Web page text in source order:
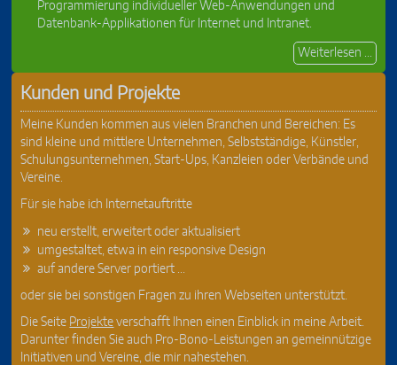
Programmierung individueller Web-Anwendungen und
Datenbank-Applikationen für Internet und Intranet.
Weiterlesen ...
Kunden und Projekte
Meine Kunden kommen aus vielen Branchen und Bereichen: Es
sind kleine und mittlere Unternehmen, Selbstständige, Künstler,
Schulungsunternehmen, Start-Ups, Kanzleien oder Verbände und
Vereine.
Für sie habe ich Internetauftritte
neu erstellt, erweitert oder aktualisiert
umgestaltet, etwa in ein responsive Design
auf andere Server portiert ...
oder sie bei sonstigen Fragen zu ihren Webseiten unterstützt.
Die Seite Projekte verschafft Ihnen einen Einblick in meine Arbeit.
Darunter finden Sie auch Pro-Bono-Leistungen an gemeinnützige
Initiativen und Vereine, die mir nahestehen.